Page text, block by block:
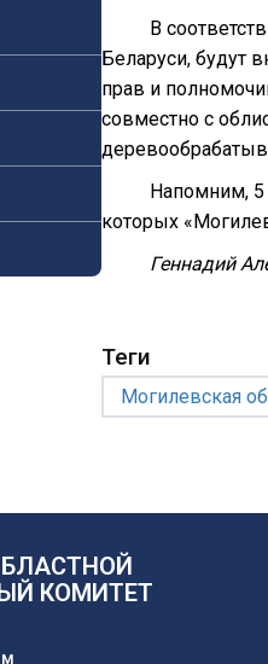
В
Беларуси, будут
прав и
совместно с
Напомним, 5
которых
Геннадий
Теги
Могилевская
КОМИТЕТ